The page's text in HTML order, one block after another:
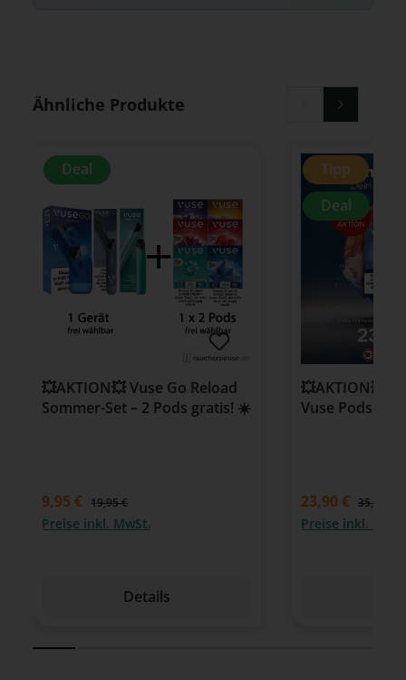
Produktgalerie überspringen
Ähnliche Produkte
Deal
💥AKTION💥 Vuse Go Reload
Sommer-Set – 2 Pods gratis! ☀️
9,95 € 19,95 €
Preise inkl. MwSt.
Details
Tipp
Deal
💥AKTION💥 3
Vuse Pods frei
23,90 € 35,85 €
Preise inkl.